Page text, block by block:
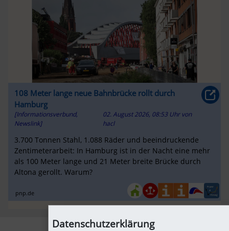
108 Meter lange neue Bahnbrücke rollt durch
Hamburg
[Informationsverbund,
Newslink]
02. August 2026, 08:53 Uhr von
hacl
3.700 Tonnen Stahl, 1.088 Räder und beeindruckende
Zentimeterarbeit: In Hamburg ist in der Nacht eine mehr
als 100 Meter lange und 21 Meter breite Brücke durch
Altona gerollt. Warum?
pnp.de
Datenschutzerklärung